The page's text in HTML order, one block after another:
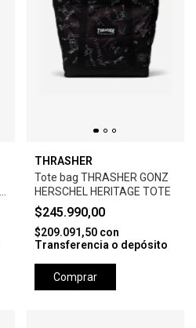
THRASHER
Tote bag THRASHER GONZ
HERSCHEL HERITAGE TOTE
$245.990,00
$209.091,50 con
Transferencia o depósito
Comprar